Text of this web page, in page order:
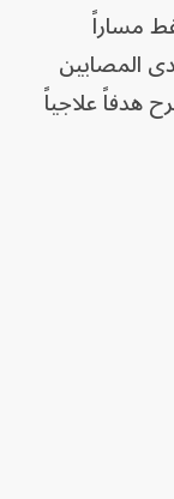
مساراً
المصابين
هدفاً علاجياً